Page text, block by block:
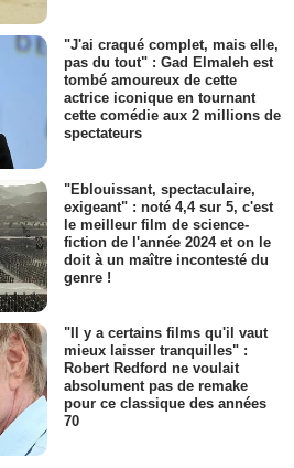
"J'ai craqué complet, mais elle,
pas du tout" : Gad Elmaleh est
tombé amoureux de cette
actrice iconique en tournant
cette comédie aux 2 millions de
spectateurs
"Eblouissant, spectaculaire,
exigeant" : noté 4,4 sur 5, c'est
le meilleur film de science-
fiction de l'année 2024 et on le
doit à un maître incontesté du
genre !
"Il y a certains films qu'il vaut
mieux laisser tranquilles" :
Robert Redford ne voulait
absolument pas de remake
pour ce classique des années
70